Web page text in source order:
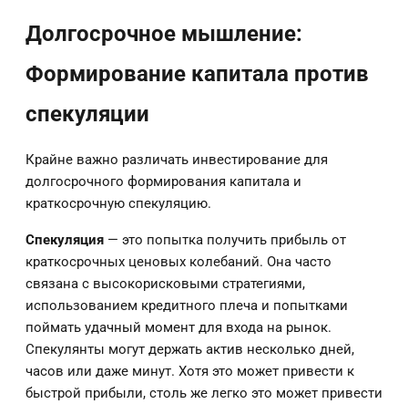
Долгосрочное мышление:
Формирование капитала против
спекуляции
Крайне важно различать инвестирование для
долгосрочного формирования капитала и
краткосрочную спекуляцию.
Спекуляция — это попытка получить прибыль от
краткосрочных ценовых колебаний. Она часто
связана с высокорисковыми стратегиями,
использованием кредитного плеча и попытками
поймать удачный момент для входа на рынок.
Спекулянты могут держать актив несколько дней,
часов или даже минут. Хотя это может привести к
быстрой прибыли, столь же легко это может привести